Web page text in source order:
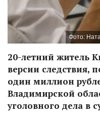
Фото:
20-летний житель
версии следствия,
один миллион
Владимирской
уголовного дела в